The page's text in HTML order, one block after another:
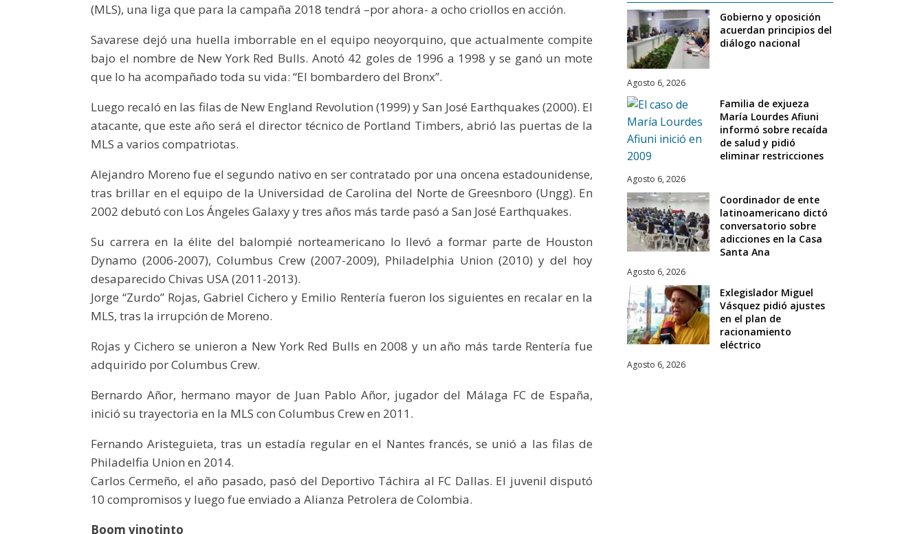
(MLS), una liga que para la campaña 2018 tendrá –por ahora- a ocho criollos en acción.
Savarese dejó una huella imborrable en el equipo neoyorquino, que actualmente compite
bajo el nombre de New York Red Bulls. Anotó 42 goles de 1996 a 1998 y se ganó un mote
que lo ha acompañado toda su vida: “El bombardero del Bronx”.
Luego recaló en las filas de New England Revolution (1999) y San José Earthquakes (2000). El
atacante, que este año será el director técnico de Portland Timbers, abrió las puertas de la
MLS a varios compatriotas.
Alejandro Moreno fue el segundo nativo en ser contratado por una oncena estadounidense,
tras brillar en el equipo de la Universidad de Carolina del Norte de Greesnboro (Ungg). En
2002 debutó con Los Ángeles Galaxy y tres años más tarde pasó a San José Earthquakes.
Su carrera en la élite del balompié norteamericano lo llevó a formar parte de Houston
Dynamo (2006-2007), Columbus Crew (2007-2009), Philadelphia Union (2010) y del hoy
desaparecido Chivas USA (2011-2013).
Jorge “Zurdo” Rojas, Gabriel Cichero y Emilio Rentería fueron los siguientes en recalar en la
MLS, tras la irrupción de Moreno.
Rojas y Cichero se unieron a New York Red Bulls en 2008 y un año más tarde Rentería fue
adquirido por Columbus Crew.
Bernardo Añor, hermano mayor de Juan Pablo Añor, jugador del Málaga FC de España,
inició su trayectoria en la MLS con Columbus Crew en 2011.
Fernando Aristeguieta, tras un estadía regular en el Nantes francés, se unió a las filas de
Philadelfia Union en 2014.
Carlos Cermeño, el año pasado, pasó del Deportivo Táchira al FC Dallas. El juvenil disputó
10 compromisos y luego fue enviado a Alianza Petrolera de Colombia.
Boom vinotinto
Gobierno y oposición
acuerdan principios del
diálogo nacional
Agosto 6, 2026
Familia de exjueza
María Lourdes Afiuni
informó sobre recaída
de salud y pidió
eliminar restricciones
Agosto 6, 2026
Coordinador de ente
latinoamericano dictó
conversatorio sobre
adicciones en la Casa
Santa Ana
Agosto 6, 2026
Exlegislador Miguel
Vásquez pidió ajustes
en el plan de
racionamiento
eléctrico
Agosto 6, 2026